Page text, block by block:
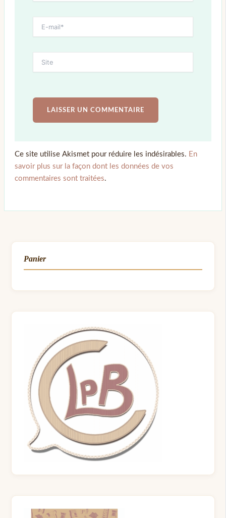
Ce site utilise Akismet pour réduire les indésirables. En
savoir plus sur la façon dont les données de vos
commentaires sont traitées.
Panier